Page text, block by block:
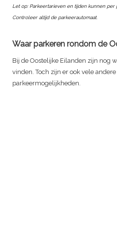
Let op: Parkeertarieven en tijden kunnen
Controleer altijd de parkeerautomaat.
Waar parkeren rondom de
Bij de Oostelijke Eilanden zijn nog
vinden. Toch zijn er ook vele
parkeermogelijkheden.